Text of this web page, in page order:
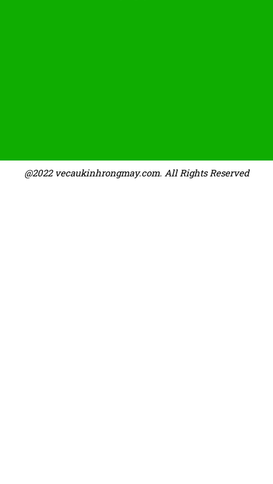
@2022 vecaukinhrongmay.com. All Rights Reserved